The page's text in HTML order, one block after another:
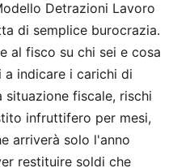
Detrazioni Lavoro
di semplice burocrazia.
al fisco su chi sei e cosa
indicare i carichi di
fiscale, rischi
infruttifero per mesi,
arriverà solo l'anno
restituire soldi che